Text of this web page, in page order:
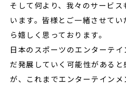
そして何より、我々のサービス
います。皆様とご一緒させて
ら嬉しく思っております。
日本のスポーツのエンターテ
だ発展していく可能性がある
が、これまでエンターテイン